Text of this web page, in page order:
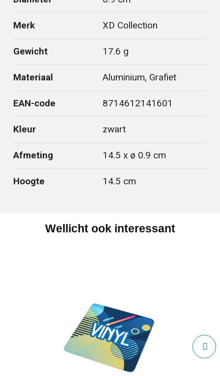
Merk XD Collection
Gewicht 17.6 g
Materiaal Aluminium, Grafiet
EAN-code 8714612141601
Kleur zwart
Afmeting 14.5 x ø 0.9 cm
Hoogte 14.5 cm
Wellicht ook interessant